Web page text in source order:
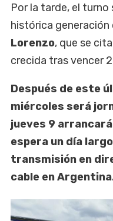
Por la tarde, el turno
histórica
Lorenzo, que se
crecida tras vencer
Después de este
miércoles será
jueves 9
espera un día
transmisión en
cable en